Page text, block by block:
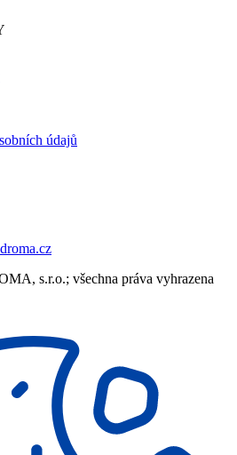
údajů
s.r.o.; všechna práva vyhrazena